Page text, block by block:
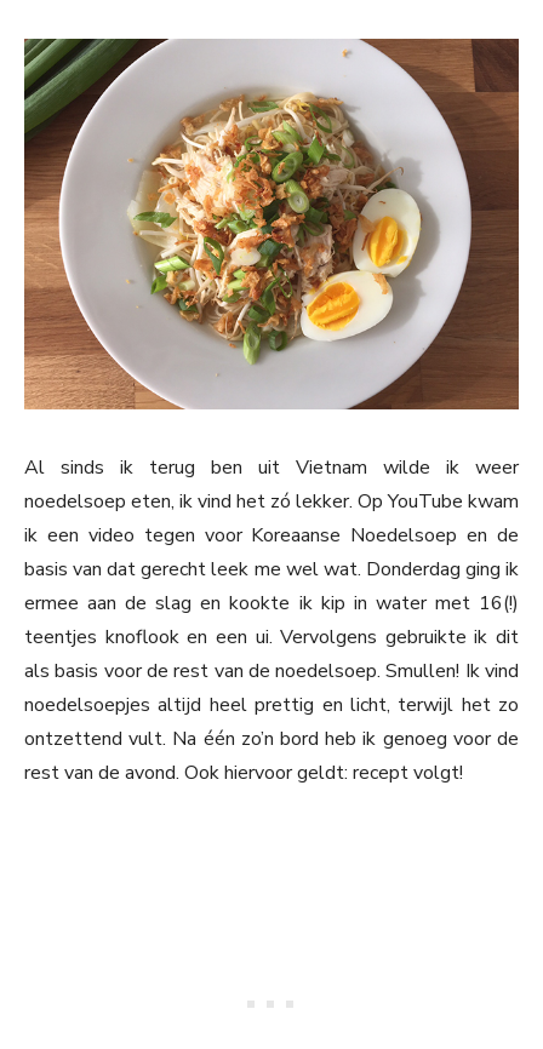
Al sinds ik terug ben uit Vietnam wilde ik weer
noedelsoep eten, ik vind het zó lekker. Op YouTube kwam
ik een video tegen voor Koreaanse Noedelsoep en de
basis van dat gerecht leek me wel wat. Donderdag ging ik
ermee aan de slag en kookte ik kip in water met 16(!)
teentjes knoflook en een ui. Vervolgens gebruikte ik dit
als basis voor de rest van de noedelsoep. Smullen! Ik vind
noedelsoepjes altijd heel prettig en licht, terwijl het zo
ontzettend vult. Na één zo’n bord heb ik genoeg voor de
rest van de avond. Ook hiervoor geldt: recept volgt!